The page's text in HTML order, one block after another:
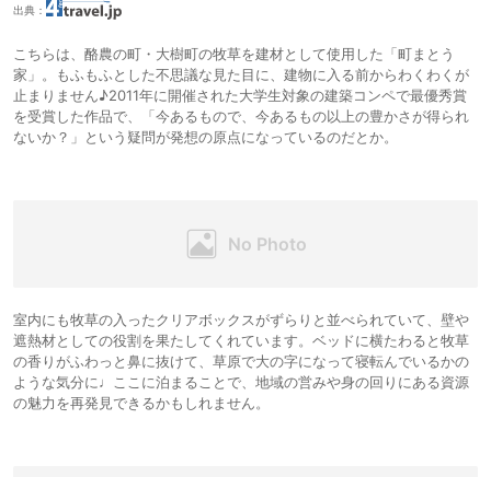
出典：
こちらは、酪農の町・大樹町の牧草を建材として使用した「町まとう
家」。もふもふとした不思議な見た目に、建物に入る前からわくわくが
止まりません♪2011年に開催された大学生対象の建築コンペで最優秀賞
を受賞した作品で、「今あるもので、今あるもの以上の豊かさが得られ
ないか？」という疑問が発想の原点になっているのだとか。
室内にも牧草の入ったクリアボックスがずらりと並べられていて、壁や
遮熱材としての役割を果たしてくれています。ベッドに横たわると牧草
の香りがふわっと鼻に抜けて、草原で大の字になって寝転んでいるかの
ような気分に♩ここに泊まることで、地域の営みや身の回りにある資源
の魅力を再発見できるかもしれません。